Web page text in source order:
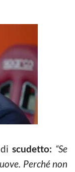
discudetto: “Se
Perché non